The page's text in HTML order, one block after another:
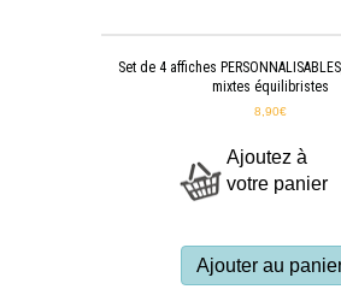
Set de 4 affiches
mixtes équilibristes
8,90€
Ajoutez à
votre panier
Ajouter au